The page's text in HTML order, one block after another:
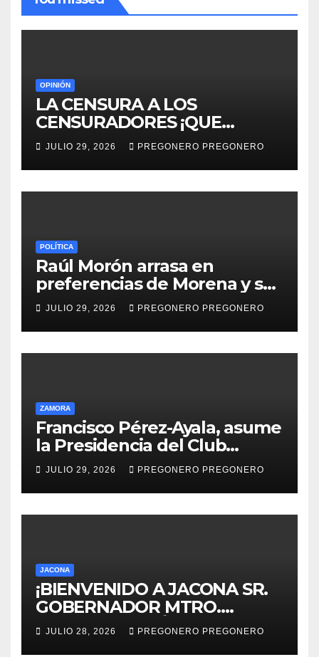
OPINIÓN
LA CENSURA A LOS
CENSURADORES ¡QUE
HORROR!
JULIO 29, 2026 PREGONERO PREGONERO
POLÍTICA
Raúl Morón arrasa en
preferencias de Morena y se
perfila hacia la gubernatura
de Michoacán en 2027
JULIO 29, 2026 PREGONERO PREGONERO
ZAMORA
Francisco Pérez-Ayala, asume
la Presidencia del Club
Rotario Zamora Industrial,
para el periodo 2026–2027
JULIO 29, 2026 PREGONERO PREGONERO
JACONA
¡BIENVENIDO A JACONA SR.
GOBERNADOR MTRO.
ALFREDO RAMÍREZ
BEDOLLA!
JULIO 28, 2026 PREGONERO PREGONERO